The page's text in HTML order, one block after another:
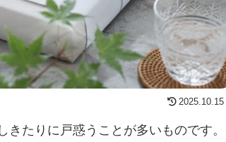
2025.10.15
たりに戸惑うことが多いものです。